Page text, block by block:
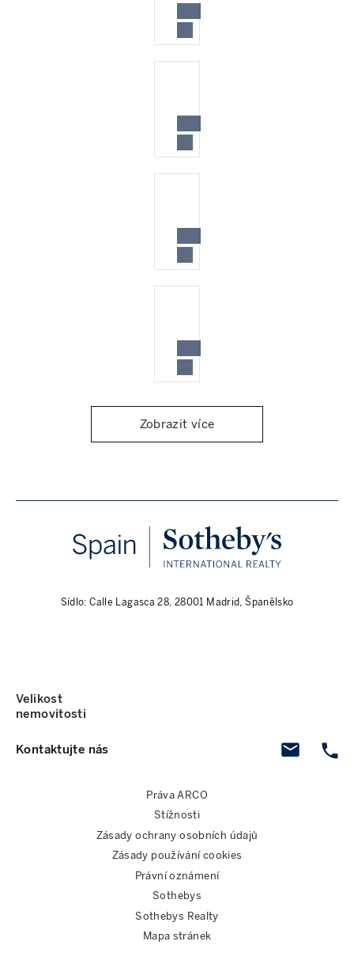
Zobrazit více
Sídlo: Calle Lagasca 28, 28001 Madrid, Španělsko
Kontaktujte nás
Velikost
nemovitosti
Práva ARCO
Stížnosti
Zásady ochrany osobních údajů
Zásady používání cookies
Právní oznámení
Sothebys
Sothebys Realty
Mapa stránek